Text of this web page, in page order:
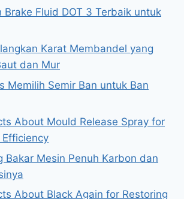
Brake Fluid DOT 3 Terbaik untuk
Karat Membandel yang
dan Mur
Memilih Semir Ban untuk Ban
About Mould Release Spray for
Bakar Mesin Penuh Karbon dan
About Black Again for Restoring